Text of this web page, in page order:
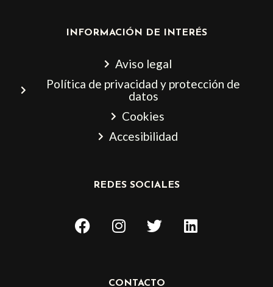
INFORMACIÓN DE INTERÉS
Aviso legal
Política de privacidad y protección de
datos
Cookies
Accesibilidad
REDES SOCIALES
F
a
I
n
a
T
w
t
L
i
CONTACTO